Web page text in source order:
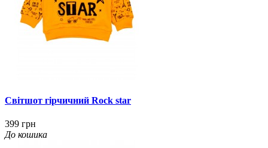
Світшот гірчичний Rock star
399 грн
До кошика